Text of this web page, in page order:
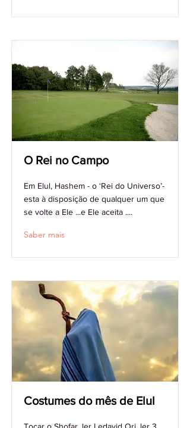
O Rei no Campo
Em Elul, Hashem - o ‘Rei do Universo’-
esta à disposição de qualquer um que
se volte a Ele ...e Ele aceita ....
Saber mais
Costumes do mês de Elul